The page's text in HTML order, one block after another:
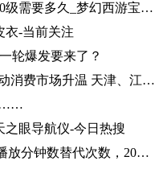
今日最新！梦幻西游宝宝练到130级需要多久_梦幻西游宝宝练级地点
衣-当前关注
轮爆发要来了？
今日热文：五年来“最热”端午带动消费市场升温 天津、江苏、重庆等5省销售额超过2019年
……
之眼导航仪-今日热搜
焦点观察：陈睿：B站视频将用播放分钟数替代次数，2022 年 UP 主总收入同比增加 28%